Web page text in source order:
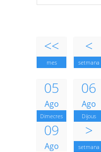
<<
mes
<
setmana
05
Ago
Dimecres
06
Ago
Dijous
09
Ago
>
setmana